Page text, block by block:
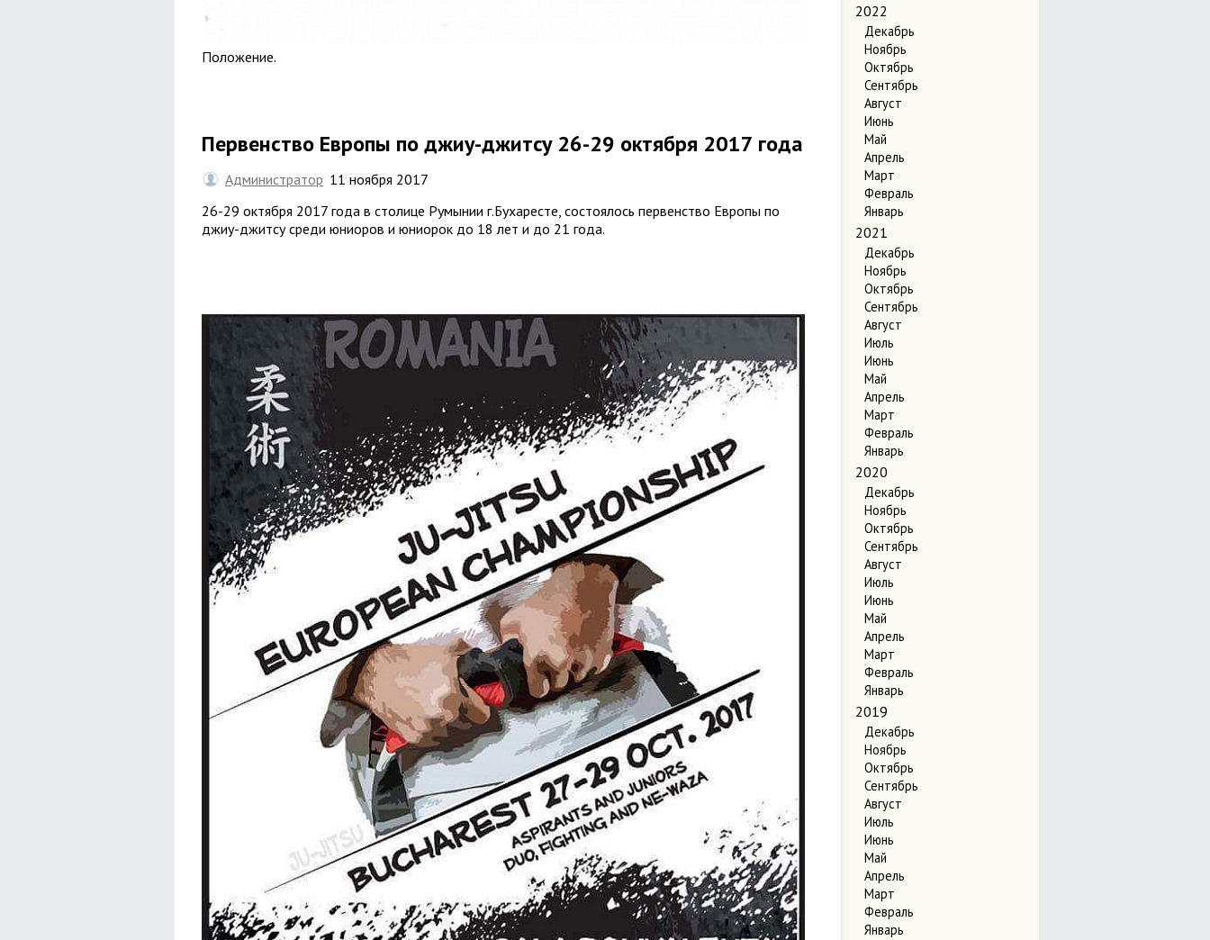
2022
Декабрь
Ноябрь
Октябрь
Сентябрь
Август
Июнь
Май
Апрель
Март
Февраль
Январь
2021
Декабрь
Ноябрь
Октябрь
Сентябрь
Август
Июль
Июнь
Май
Апрель
Март
Февраль
Январь
2020
Декабрь
Ноябрь
Октябрь
Сентябрь
Август
Июль
Июнь
Май
Апрель
Март
Февраль
Январь
2019
Декабрь
Ноябрь
Октябрь
Сентябрь
Август
Июль
Июнь
Май
Апрель
Март
Февраль
Январь
Положение.
Первенство Европы по джиу-джитсу 26-29 октября 2017 года
Администратор 11 ноября 2017
26-29 октября 2017 года в столице Румынии г.Бухаресте, состоялось первенство Европы по
джиу-джитсу среди юниоров и юниорок до 18 лет и до 21 года.